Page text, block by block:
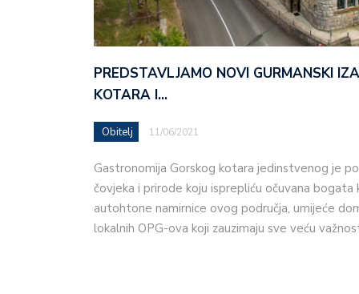
PREDSTAVLJAMO NOVI GURMANSKI
KOTARA I…
Obitelj 11/06/2021
Gastronomija Gorskog kotara jedinstvenog je
čovjeka i prirode koju isprepliću očuvana bogata
autohtone namirnice ovog područja, umijeće
lokalnih OPG-ova koji zauzimaju sve veću